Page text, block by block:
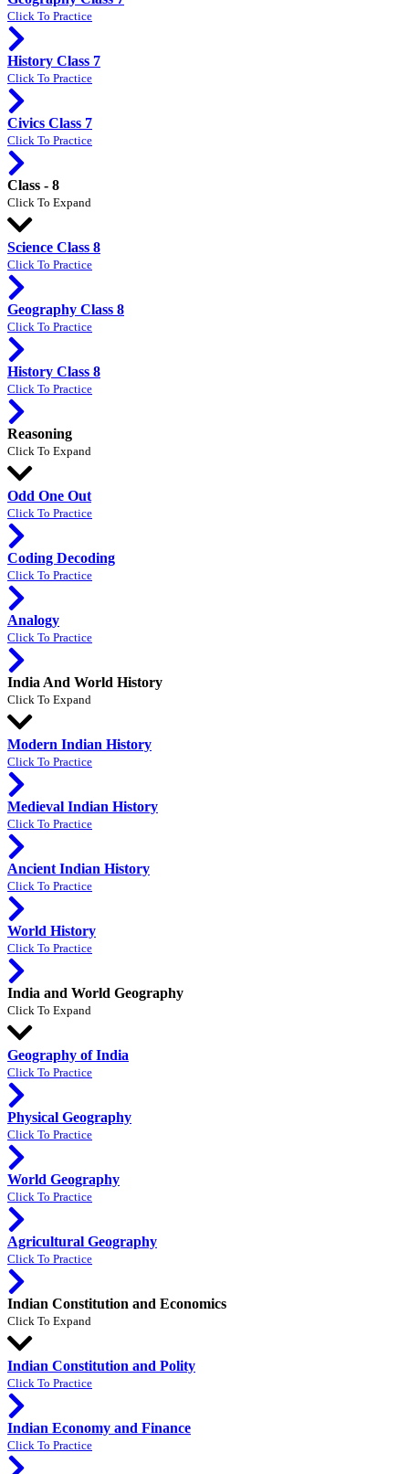
Click To Practice
History Class 7
Click To Practice
Civics Class 7
Click To Practice
Class - 8
Click To Expand
Science Class 8
Click To Practice
Geography Class 8
Click To Practice
History Class 8
Click To Practice
Reasoning
Click To Expand
Odd One Out
Click To Practice
Coding Decoding
Click To Practice
Analogy
Click To Practice
India And World History
Click To Expand
Modern Indian History
Click To Practice
Medieval Indian History
Click To Practice
Ancient Indian History
Click To Practice
World History
Click To Practice
India and World Geography
Click To Expand
Geography of India
Click To Practice
Physical Geography
Click To Practice
World Geography
Click To Practice
Agricultural Geography
Click To Practice
Indian Constitution and Economics
Click To Expand
Indian Constitution and Polity
Click To Practice
Indian Economy and Finance
Click To Practice